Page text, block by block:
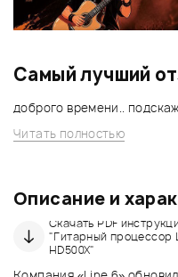
Самый лучший
доброго времени..
Читать полностью
Описание и
Скачать PDF
"Гитарный процессор
HD500X"